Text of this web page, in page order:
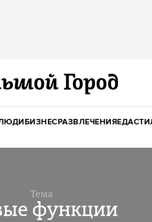
БИЗНЕСРАЗВЛЕЧЕНИЯЕДА
Тема
функции